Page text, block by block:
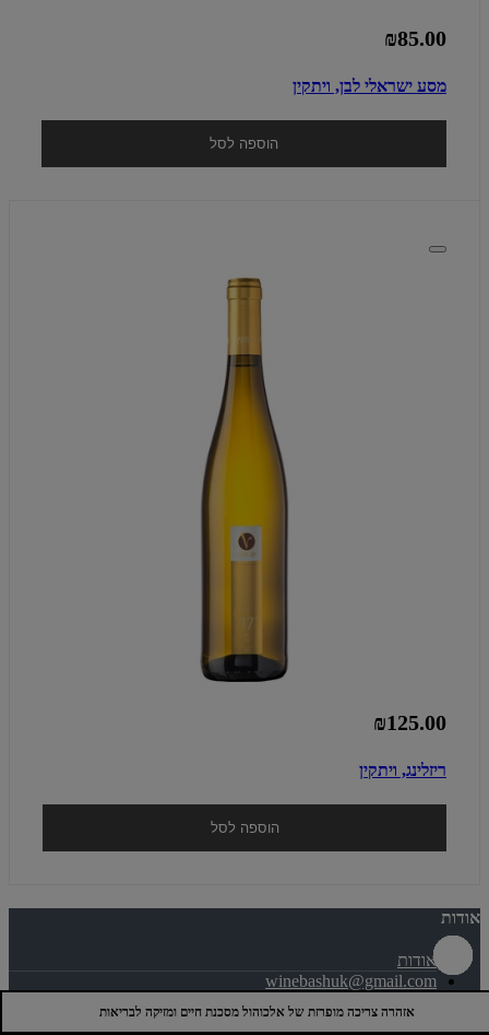
₪85.00
מסע ישראלי לבן, ויתקין
הוספה לסל
₪125.00
ריזלינג, ויתקין
הוספה לסל
אודות
אודות
winebashuk@gmail.com
אזהרה צריכה מופרזת של אלכוהול מסכנת חיים ומזיקה לבריאות